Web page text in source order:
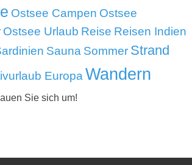
Ostsee Campen Ostsee
Ostsee Urlaub Reise Reisen Indien
Sauna Sommer Strand
Europa Wandern
Sie sich um!